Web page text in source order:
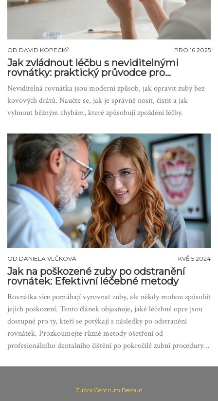
OD DAVID KOPECKÝ PRO 16 2025
Jak zvládnout léčbu s neviditelnými
rovnátky: praktický průvodce pro
začátečníky
Neviditelná rovnátka jsou moderní způsob, jak opravit zuby bez
kovových drátů. Naučte se, jak je správně nosit, čistit a jak
vyhnout běžným chybám, které způsobují zpoždění léčby.
OD DANIELA VLČKOVÁ KVĚ 5 2024
Jak na poškozené zuby po odstranění
rovnátek: Efektivní léčebné metody
Rovnátka sice pomáhají vyrovnat zuby, ale někdy mohou způsobit
jejich poškození. Tento článek objasňuje, jaké léčebné opce jsou
dostupné pro ty, kteří se potýkají s následky po odstranění
rovnátek. Prozkoumejte různé metody ošetření od
profesionálního dentalního čištění po pokročilé zubní procedury a
Zubní Centrum Beroun